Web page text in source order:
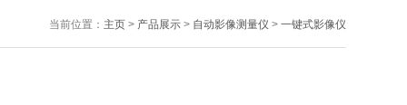
当前位置： 主页> 产品展示> 自动影像测量仪 > 一键式影像仪